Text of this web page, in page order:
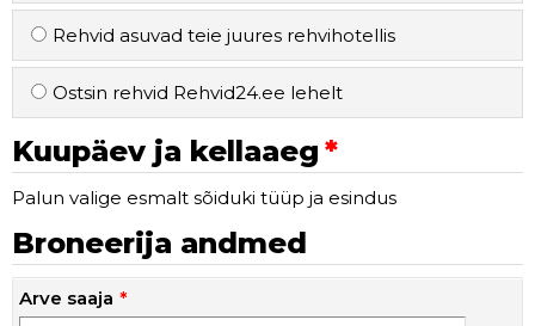
Rehvid asuvad teie juures rehvihotellis
Ostsin rehvid Rehvid24.ee lehelt
Kuupäev ja kellaaeg
Palun valige esmalt sõiduki tüüp ja esindus
Broneerija andmed
Arve saaja